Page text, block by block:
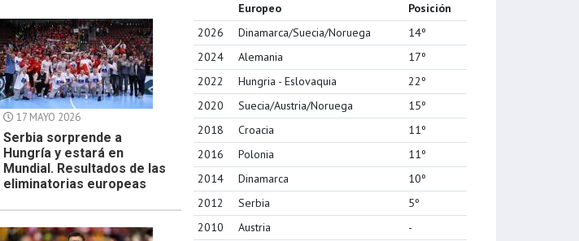
17 MAYO 2026
Serbia sorprende a
Hungría y estará en
Mundial. Resultados de las
eliminatorias europeas
Europeo
Posición
2026
Dinamarca/Suecia/Noruega
14º
2024
Alemania
17º
2022
Hungria - Eslovaquia
22º
2020
Suecia/Austria/Noruega
15º
2018
Croacia
11º
2016
Polonia
11º
2014
Dinamarca
10º
2012
Serbia
5º
2010
Austria
-